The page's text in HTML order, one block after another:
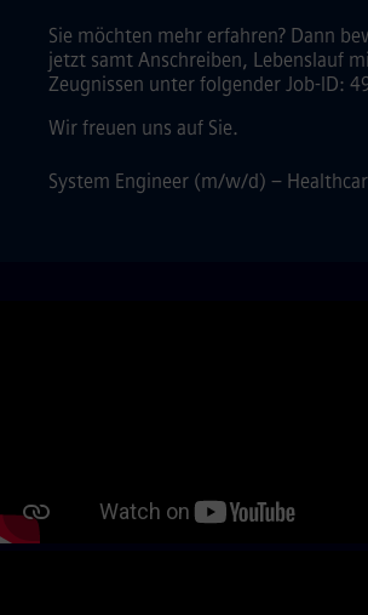
Sie möchten mehr erfahren? Dann
jetzt samt Anschreiben, Lebenslauf
Zeugnissen unter folgender Job-ID:
Wir freuen uns auf Sie.
System Engineer (m/w/d) –